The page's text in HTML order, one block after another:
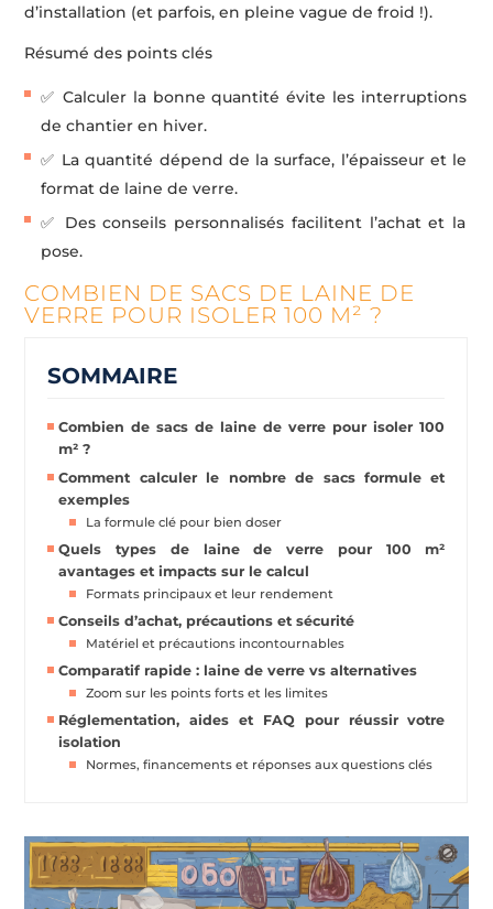
d’installation (et parfois, en pleine vague de froid !).
Résumé des points clés
✅ Calculer la bonne quantité évite les interruptions
de chantier en hiver.
✅ La quantité dépend de la surface, l’épaisseur et le
format de laine de verre.
✅ Des conseils personnalisés facilitent l’achat et la
pose.
COMBIEN DE SACS DE LAINE DE
VERRE POUR ISOLER 100 M² ?
SOMMAIRE
Combien de sacs de laine de verre pour isoler 100
m² ?
Comment calculer le nombre de sacs formule et
exemples
La formule clé pour bien doser
Quels types de laine de verre pour 100 m²
avantages et impacts sur le calcul
Formats principaux et leur rendement
Conseils d’achat, précautions et sécurité
Matériel et précautions incontournables
Comparatif rapide : laine de verre vs alternatives
Zoom sur les points forts et les limites
Réglementation, aides et FAQ pour réussir votre
isolation
Normes, financements et réponses aux questions clés